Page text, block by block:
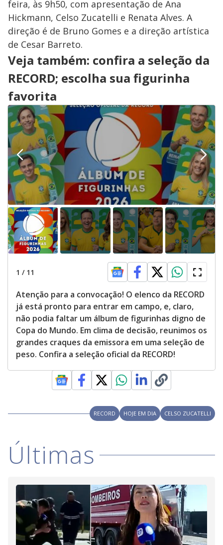
feira, às 9h50, com apresentação de Ana
Hickmann, Celso Zucatelli e Renata Alves. A
direção é de Bruno Gomes e a direção artística
de Cesar Barreto.
Veja também: confira a seleção da
RECORD; escolha sua figurinha
favorita
1 / 11
Atenção para a convocação! O elenco da RECORD
já está pronto para entrar em campo, e, claro,
não podia faltar um álbum de figurinhas digno de
Copa do Mundo. Em clima de decisão, reunimos os
grandes craques da emissora em uma seleção de
peso. Confira a seleção oficial da RECORD!
RECORD HOJE EM DIA CELSO ZUCATELLI
Últimas